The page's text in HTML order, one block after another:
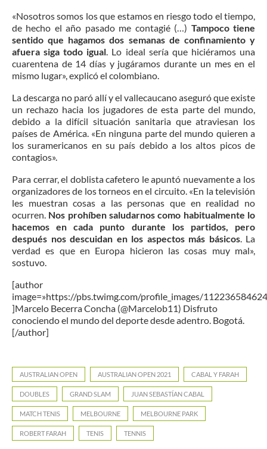
«Nosotros somos los que estamos en riesgo todo el tiempo,
de hecho el año pasado me contagié (…) Tampoco tiene
sentido que hagamos dos semanas de confinamiento y
afuera siga todo igual . Lo ideal sería que hiciéramos una
cuarentena de 14 días y jugáramos durante un mes en el
mismo lugar», explicó el colombiano.
La descarga no paró allí y el vallecaucano aseguró que existe
un rechazo hacia los jugadores de esta parte del mundo,
debido a la difícil situación sanitaria que atraviesan los
países de América. «En ninguna parte del mundo quieren a
los suramericanos en su país debido a los altos picos de
contagios».
Para cerrar, el doblista cafetero le apuntó nuevamente a los
organizadores de los torneos en el circuito. «En la televisión
les muestran cosas a las personas que en realidad no
ocurren. Nos prohíben saludarnos como habitualmente lo
hacemos en cada punto durante los partidos, pero
después nos descuidan en los aspectos más básicos. La
verdad es que en Europa hicieron las cosas muy mal»,
sostuvo.
[author
image=»https://pbs.twimg.com/profile_images/
]Marcelo Becerra Concha (@Marcelob11) Disfruto
conociendo el mundo del deporte desde adentro. Bogotá.
[/author]
AUSTRALIAN OPEN AUSTRALIAN OPEN 2021 CABAL Y FARAH
DOUBLES GRAND SLAM JUAN SEBASTÍAN CABAL
MATCH TENIS MELBOURNE MELBOURNE PARK
ROBERT FARAH TENIS TENNIS